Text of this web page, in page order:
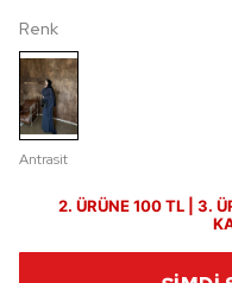
Renk
Antrasit
2. ÜRÜNE 100 TL | 3.